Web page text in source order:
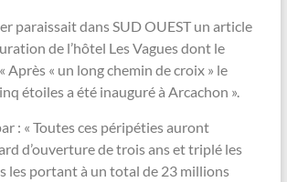
paraissait dans SUD OUEST un article
de l’hôtel Les Vagues dont le
Après « un long chemin de croix » le
étoiles a été inauguré à Arcachon ».
: « Toutes ces péripéties auront
d’ouverture de trois ans et triplé les
les portant à un total de 23 millions